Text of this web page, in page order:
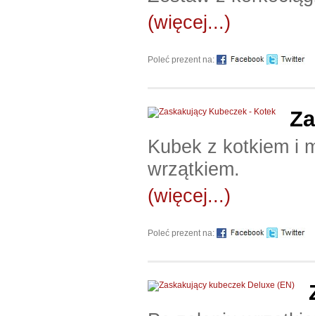
(więcej...)
Poleć prezent na:
Kubek z kotkiem i
wrzątkiem.
(więcej...)
Poleć prezent na: